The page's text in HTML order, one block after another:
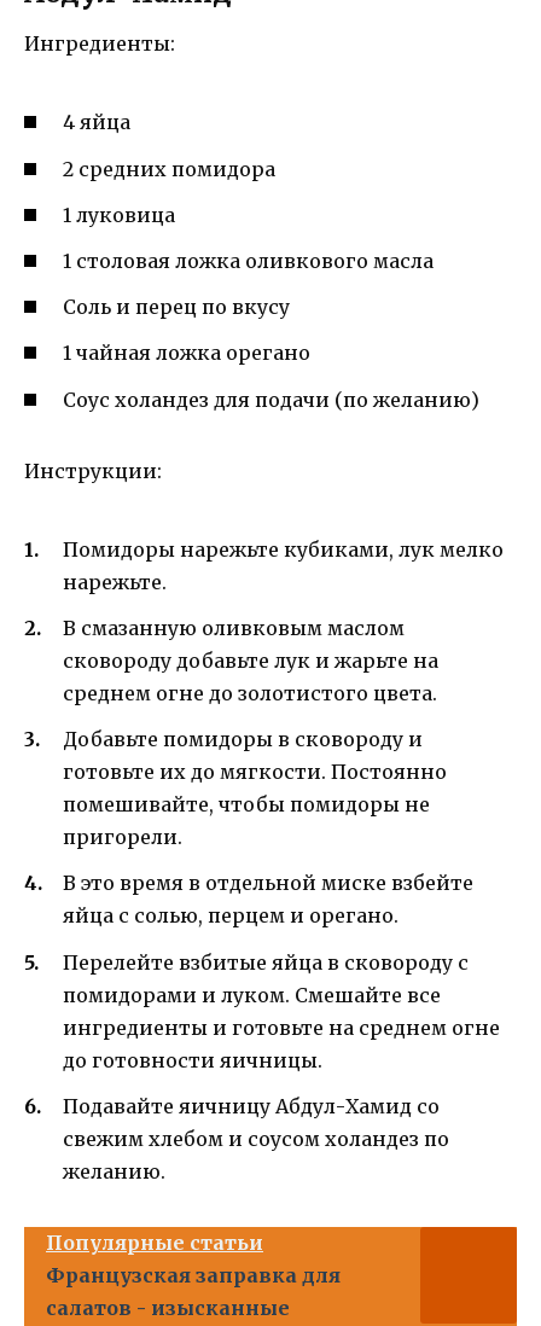
Ингредиенты:
4 яйца
2 средних помидора
1 луковица
1 столовая ложка оливкового масла
Соль и перец по вкусу
1 чайная ложка орегано
Соус холандез для подачи (по желанию)
Инструкции:
Помидоры нарежьте кубиками, лук мелко
нарежьте.
В смазанную оливковым маслом
сковороду добавьте лук и жарьте на
среднем огне до золотистого цвета.
Добавьте помидоры в сковороду и
готовьте их до мягкости. Постоянно
помешивайте, чтобы помидоры не
пригорели.
В это время в отдельной миске взбейте
яйца с солью, перцем и орегано.
Перелейте взбитые яйца в сковороду с
помидорами и луком. Смешайте все
ингредиенты и готовьте на среднем огне
до готовности яичницы.
Подавайте яичницу Абдул-Хамид со
свежим хлебом и соусом холандез по
желанию.
Популярные статьи
Французская заправка для
салатов - изысканные